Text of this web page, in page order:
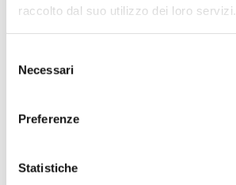
raccolto dal suo utilizzo dei loro servizi.
delNecessari
Preferenze
Statistiche
Tags: